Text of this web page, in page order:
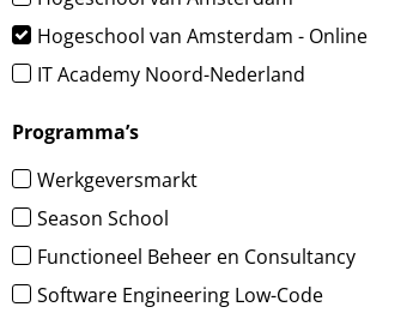
Hogeschool van Amsterdam - Online
IT Academy Noord-Nederland
Programma’s
Werkgeversmarkt
Season School
Functioneel Beheer en Consultancy
Software Engineering Low-Code